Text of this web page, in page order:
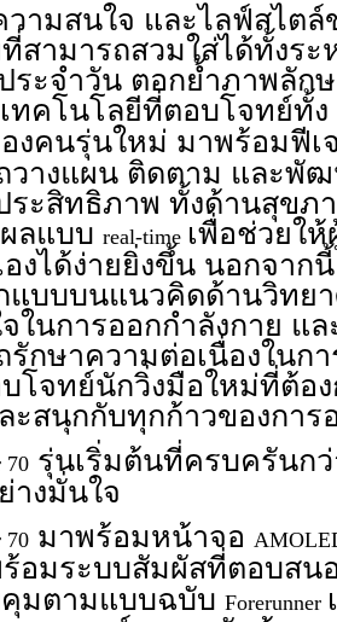
ามสนใจ และไลฟ์สไตล์
สามารถสวมใส่ได้ทั้งระ
ระจำวัน ตอกย้ำภาพลัก
ทคโนโลยีที่ตอบโจทย์ทั้ง
งคนรุ่นใหม่ มาพร้อมฟี
วางแผน ติดตาม และพัฒ
ระสิทธิภาพ ทั้งด้านสุขภ
ลแบบ real-time เพื่อช่วยใ
องได้ง่ายยิ่งขึ้น นอกจาก
แบบบนแนวคิดด้านวิทยา
จในการออกกำลังกาย แ
รักษาความต่อเนื่องในก
โจทย์นักวิ่งมือใหม่ที่ต้อง
ะสนุกกับทุกก้าวของการ
70 รุ่นเริ่มต้นที่ครบครันก
างมั่นใจ
70 มาพร้อมหน้าจอ
อมระบบสัมผัสที่ตอบสน
มตามแบบฉบับ Forerunner